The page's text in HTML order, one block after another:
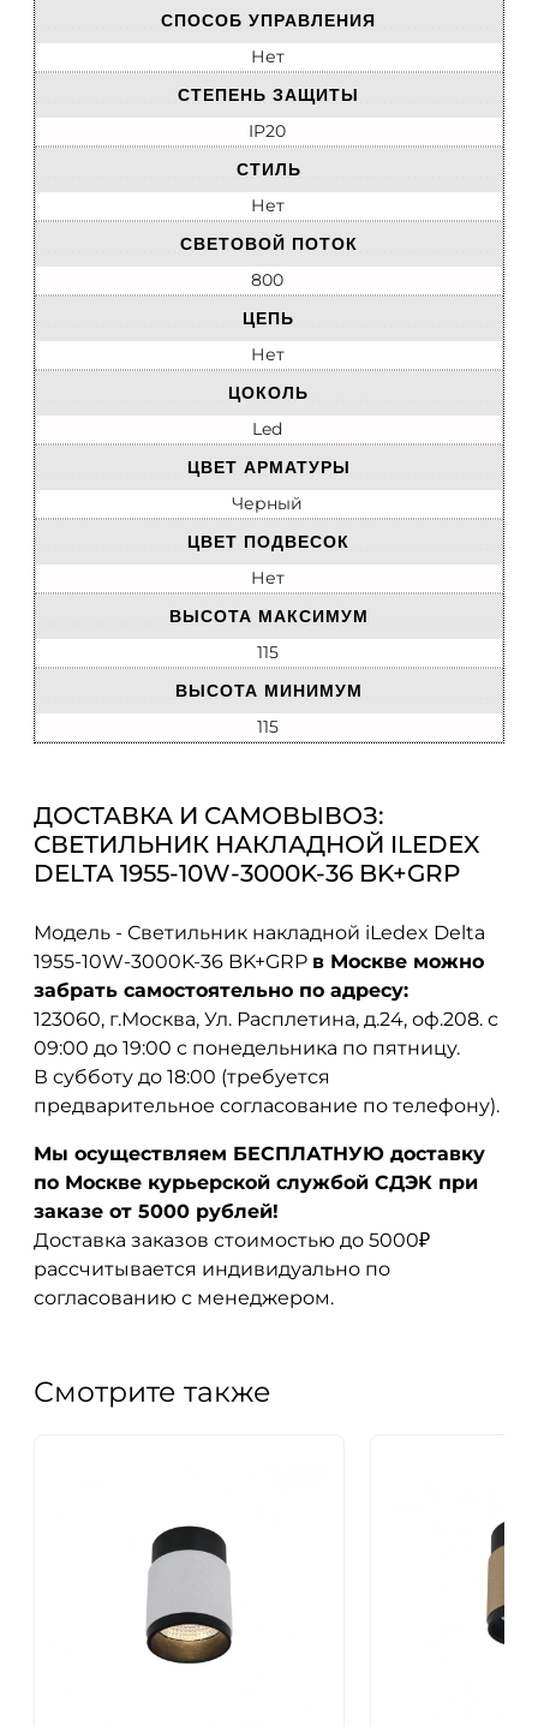
СПОСОБ УПРАВЛЕНИЯ
Нет
СТЕПЕНЬ ЗАЩИТЫ
IP20
СТИЛЬ
Нет
СВЕТОВОЙ ПОТОК
800
ЦЕПЬ
Нет
ЦОКОЛЬ
Led
ЦВЕТ АРМАТУРЫ
Черный
ЦВЕТ ПОДВЕСОК
Нет
ВЫСОТА МАКСИМУМ
115
ВЫСОТА МИНИМУМ
115
ДОСТАВКА И САМОВЫВОЗ:
СВЕТИЛЬНИК НАКЛАДНОЙ ILEDEX
DELTA 1955-10W-3000K-36 BK+GRP
Модель - Светильник накладной iLedex Delta
1955-10W-3000K-36 BK+GRP в Москве можно
забрать самостоятельно по адресу:
123060, г.Москва, Ул. Расплетина, д.24, оф.208. с
09:00 до 19:00 с понедельника по пятницу.
В субботу до 18:00 (требуется
предварительное согласование по телефону).
Мы осуществляем БЕСПЛАТНУЮ доставку
по Москве курьерской службой СДЭК при
заказе от 5000 рублей!
Доставка заказов стоимостью до 5000₽
рассчитывается индивидуально по
согласованию с менеджером.
Смотрите также